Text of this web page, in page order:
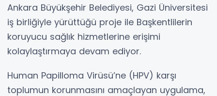
Ankara Büyükşehir Belediyesi, Gazi Üniversitesi
iş birliğiyle yürüttüğü proje ile Başkentlilerin
koruyucu sağlık hizmetlerine erişimi
kolaylaştırmaya devam ediyor.
Human Papilloma Virüsü’ne (HPV) karşı
toplumun korunmasını amaçlayan uygulama,